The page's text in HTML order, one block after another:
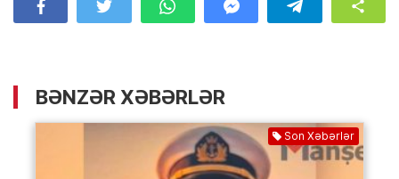
BƏNZƏR XƏBƏRLƏR
Son Xəbərlər